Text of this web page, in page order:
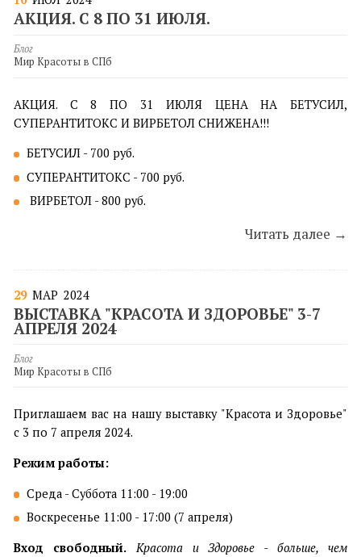
​АКЦИЯ. С 8 ПО 31 ИЮЛЯ.
Блог
Мир Красоты в СПб
АКЦИЯ. С 8 ПО 31 ИЮЛЯ ЦЕНА НА БЕТУСИЛ,
СУПЕРАНТИТОКС И ВИРБЕТОЛ СНИЖЕНА!!!
БЕТУСИЛ - 700 руб.
СУПЕРАНТИТОКС - 700 руб.
ВИРБЕТОЛ - 800 руб.
Читать далее →
29 МАР 2024
ВЫСТАВКА "КРАСОТА И ЗДОРОВЬЕ" 3-7
АПРЕЛЯ 2024
Блог
Мир Красоты в СПб
Приглашаем вас на нашу выставку "Красота и Здоровье"
с 3 по 7 апреля 2024.
Режим работы:
Среда - Суббота 11:00 - 19:00
Воскресенье 11:00 - 17:00 (7 апреля)
Вход свободный.Красота и Здоровье - больше, чем